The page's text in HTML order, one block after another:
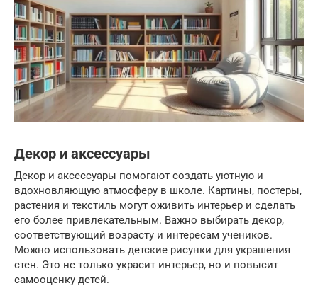
Декор и аксессуары
Декор и аксессуары помогают создать уютную и
вдохновляющую атмосферу в школе. Картины, постеры,
растения и текстиль могут оживить интерьер и сделать
его более привлекательным. Важно выбирать декор,
соответствующий возрасту и интересам учеников.
Можно использовать детские рисунки для украшения
стен. Это не только украсит интерьер, но и повысит
самооценку детей.